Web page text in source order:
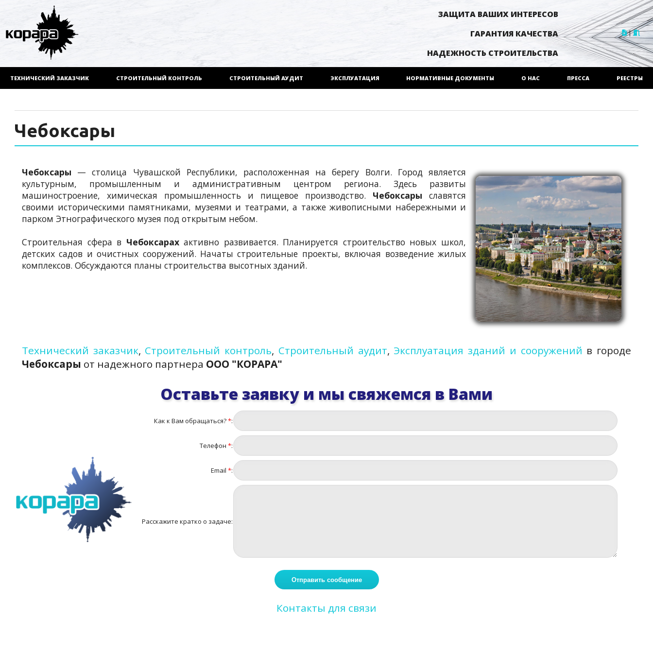
ЗАЩИТА ВАШИХ ИНТЕРЕСОВ
ГАРАНТИЯ КАЧЕСТВА
НАДЕЖНОСТЬ СТРОИТЕЛЬСТВА
|
ТЕХНИЧЕСКИЙ ЗАКАЗЧИК СТРОИТЕЛЬНЫЙ КОНТРОЛЬ СТРОИТЕЛЬНЫЙ АУДИТ ЭКСПЛУАТАЦИЯ НОРМАТИВНЫЕ ДОКУМЕНТЫ О НАС ПРЕССА РЕЕСТРЫ
Чебоксары
Чебоксары — столица Чувашской Республики, расположенная на берегу Волги. Город является
культурным, промышленным и административным центром региона. Здесь развиты
машиностроение, химическая промышленность и пищевое производство. Чебоксары славятся
своими историческими памятниками, музеями и театрами, а также живописными набережными и
парком Этнографического музея под открытым небом.
Строительная сфера в Чебоксарахактивно развивается. Планируется строительство новых школ,
детских садов и очистных сооружений. Начаты строительные проекты, включая возведение жилых
комплексов. Обсуждаются планы строительства высотных зданий.
Технический заказчик, Строительный контроль, Строительный аудит, Эксплуатация зданий и сооружений в городе
Чебоксары от надежного партнера ООО "КОРАРА"
Оставьте заявку и мы свяжемся в Вами
Как к Вам обращаться?*:
Телефон *:
Email *:
Расскажите кратко о задаче:
Контакты для связи